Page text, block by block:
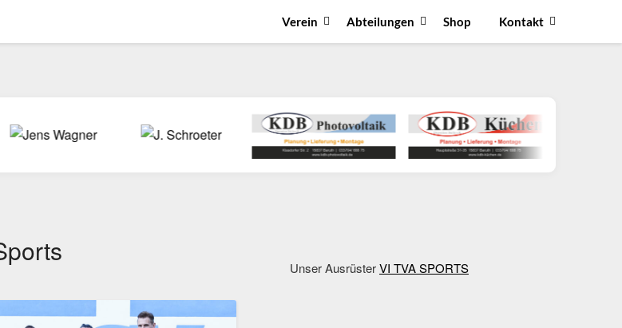
Verein Abteilungen Shop Kontakt
Unser AusrüsterVI TVA SPORTS